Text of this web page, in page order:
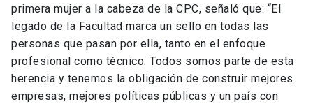
primera mujer a la cabeza de la CPC, señaló que: “El
legado de la Facultad marca un sello en todas las
personas que pasan por ella, tanto en el enfoque
profesional como técnico. Todos somos parte de esta
herencia y tenemos la obligación de construir mejores
empresas, mejores políticas públicas y un país con